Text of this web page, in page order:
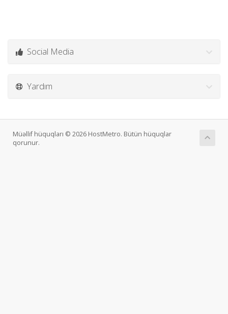
Social Media
Yardım
Müəllif hüquqları © 2026 HostMetro. Bütün hüquqlar
qorunur.